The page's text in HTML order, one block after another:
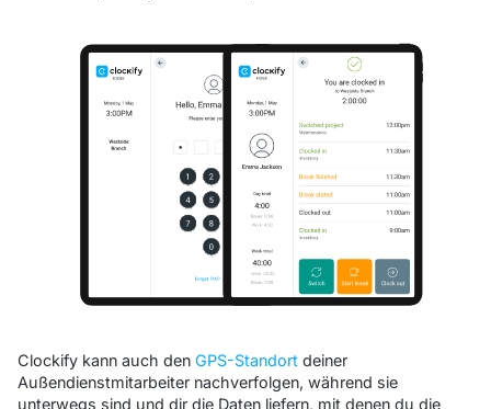
Clockify kann auch den GPS-Standort deiner
Außendienstmitarbeiter nachverfolgen, während sie
unterwegs sind und dir die Daten liefern, mit denen du die